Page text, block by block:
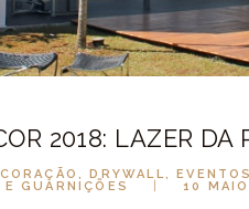
2018: LAZER DA
, DRYWALL, EVENTOS
E GUARNIÇÕES 10